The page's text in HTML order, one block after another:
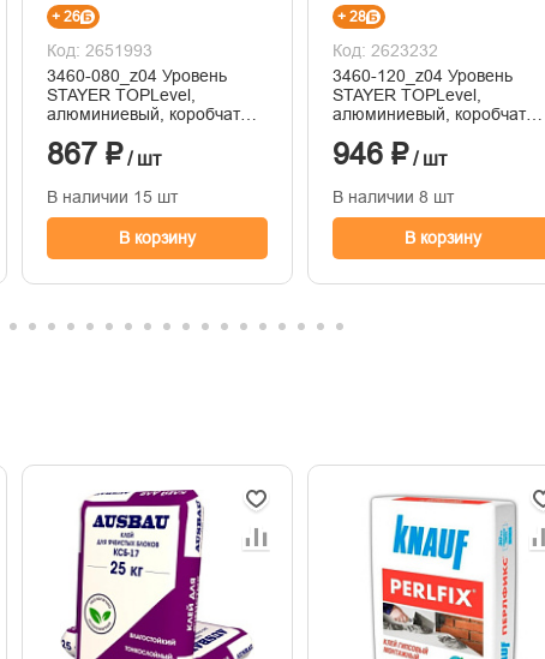
+ 26
Код: 2651993
3460-080_z04 Уровень
STAYER TOPLevel,
алюминиевый, коробчатый,
867 ₽/ шт
В наличии 15 шт
В корзину
+ 28
Код: 2623232
3460-120_z04 Уровень
STAYER TOPLevel,
алюминиевый, коробчатый,
см
946 ₽ / шт
В наличии 8 шт
В корзину